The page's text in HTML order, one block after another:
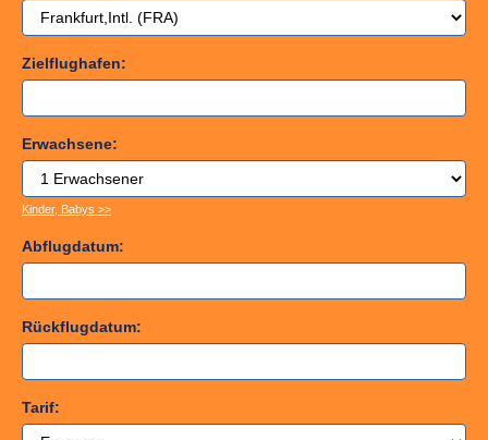
Zielflughafen:
Erwachsene:
Kinder, Babys >>
Abflugdatum:
Rückflugdatum:
Tarif: